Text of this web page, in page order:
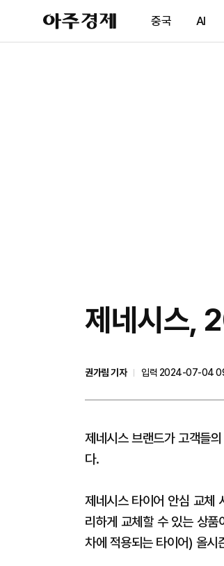
아
주
제
중국 AI
제네시스,
권가림 기자
입력 2024-07-04
제네시스 브랜드가 고객들
다.
제네시스 타이어 안심 교체
리하게 교체할 수 있는 상
차에 적용되는 타이어) 올시